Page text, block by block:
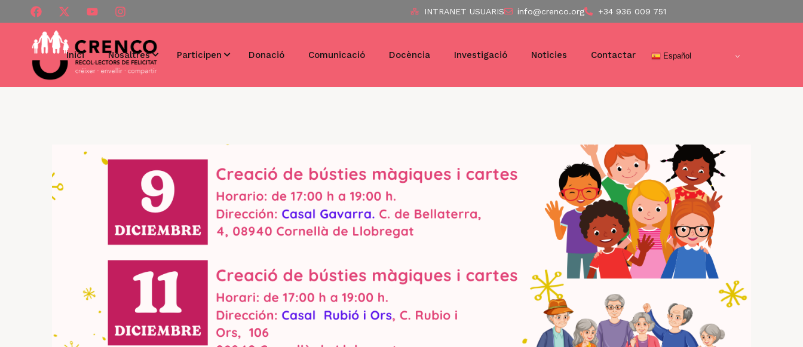
INTRANET USUARIS info@crenco.org +34 936 009 751
Inici Nosaltres Participen Donació Comunicació Docència Investigació Noticies Contactar Español